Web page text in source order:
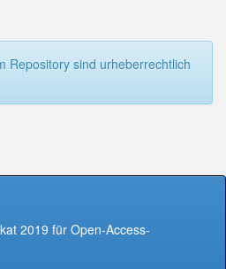
Repository sind urheberrechtlich
2019 für Open-Access-